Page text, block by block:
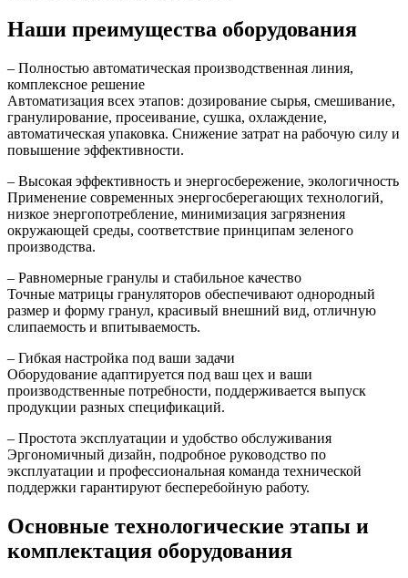
Наши преимущества оборудования
– Полностью автоматическая производственная линия,
комплексное решение
Автоматизация всех этапов: дозирование сырья, смешивание,
гранулирование, просеивание, сушка, охлаждение,
автоматическая упаковка. Снижение затрат на рабочую силу и
повышение эффективности.
– Высокая эффективность и энергосбережение, экологичность
Применение современных энергосберегающих технологий,
низкое энергопотребление, минимизация загрязнения
окружающей среды, соответствие принципам зеленого
производства.
– Равномерные гранулы и стабильное качество
Точные матрицы грануляторов обеспечивают однородный
размер и форму гранул, красивый внешний вид, отличную
слипаемость и впитываемость.
– Гибкая настройка под ваши задачи
Оборудование адаптируется под ваш цех и ваши
производственные потребности, поддерживается выпуск
продукции разных спецификаций.
– Простота эксплуатации и удобство обслуживания
Эргономичный дизайн, подробное руководство по
эксплуатации и профессиональная команда технической
поддержки гарантируют бесперебойную работу.
Основные технологические этапы и
комплектация оборудования